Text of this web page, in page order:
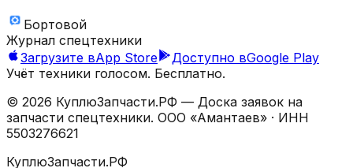
Бортовой
Журнал спецтехники
Загрузите вApp Store Доступно вGoogle Play
Учёт техники голосом. Бесплатно.
© 2026 КуплюЗапчасти.РФ — Доска заявок на
запчасти спецтехники. ООО «Амантаев» · ИНН
5503276621
КуплюЗапчасти.РФ